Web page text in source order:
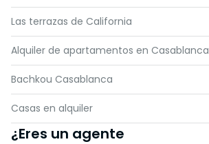
Las terrazas de California
Alquiler de apartamentos en Casablanca
Bachkou Casablanca
Casas en alquiler
¿Eres un agente